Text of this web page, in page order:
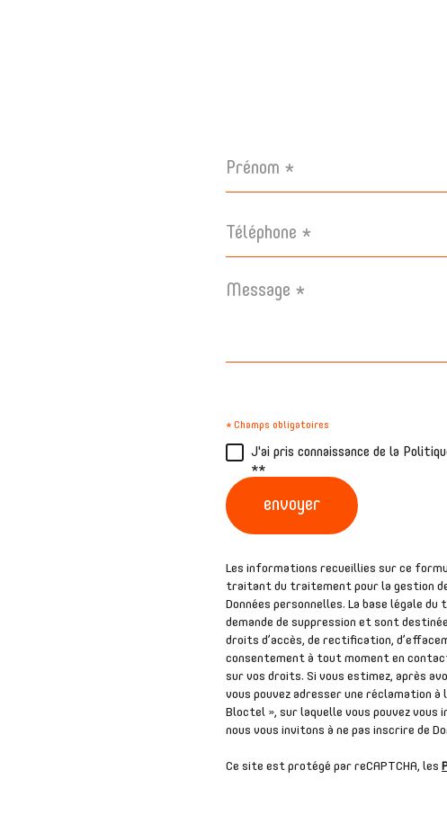
Prénom
Téléphone
Message
* Champs obligatoires
J'ai pris connaissance de la
**
envoyer
Les informations recueillies sur ce
traitant du traitement pour la gestion
Données personnelles. La base légale
demande de suppression et sont
droits d’accès, de rectification,
consentement à tout moment en
sur vos droits. Si vous estimez, après
vous pouvez adresser une réclamation à
Bloctel », sur laquelle vous pouvez vous
nous vous invitons à ne pas inscrire de
Ce site est protégé par reCAPTCHA, les